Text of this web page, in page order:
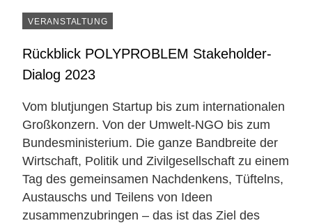
VERANSTALTUNG
Rückblick POLYPROBLEM Stakeholder-
Dialog 2023
Vom blutjungen Startup bis zum internationalen
Großkonzern. Von der Umwelt-NGO bis zum
Bundesministerium. Die ganze Bandbreite der
Wirtschaft, Politik und Zivilgesellschaft zu einem
Tag des gemeinsamen Nachdenkens, Tüftelns,
Austauschs und Teilens von Ideen
zusammenzubringen – das ist das Ziel des